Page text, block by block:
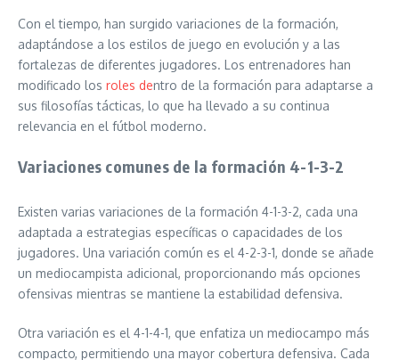
Con el tiempo, han surgido variaciones de la formación,
adaptándose a los estilos de juego en evolución y a las
fortalezas de diferentes jugadores. Los entrenadores han
modificado los roles dentro de la formación para adaptarse a
sus filosofías tácticas, lo que ha llevado a su continua
relevancia en el fútbol moderno.
Variaciones comunes de la formación 4-1-3-2
Existen varias variaciones de la formación 4-1-3-2, cada una
adaptada a estrategias específicas o capacidades de los
jugadores. Una variación común es el 4-2-3-1, donde se añade
un mediocampista adicional, proporcionando más opciones
ofensivas mientras se mantiene la estabilidad defensiva.
Otra variación es el 4-1-4-1, que enfatiza un mediocampo más
compacto, permitiendo una mayor cobertura defensiva. Cada